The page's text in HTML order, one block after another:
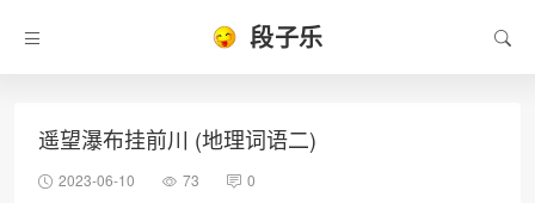
段子乐
遥望瀑布挂前川 (地理词语二)
2023-06-10 73 0